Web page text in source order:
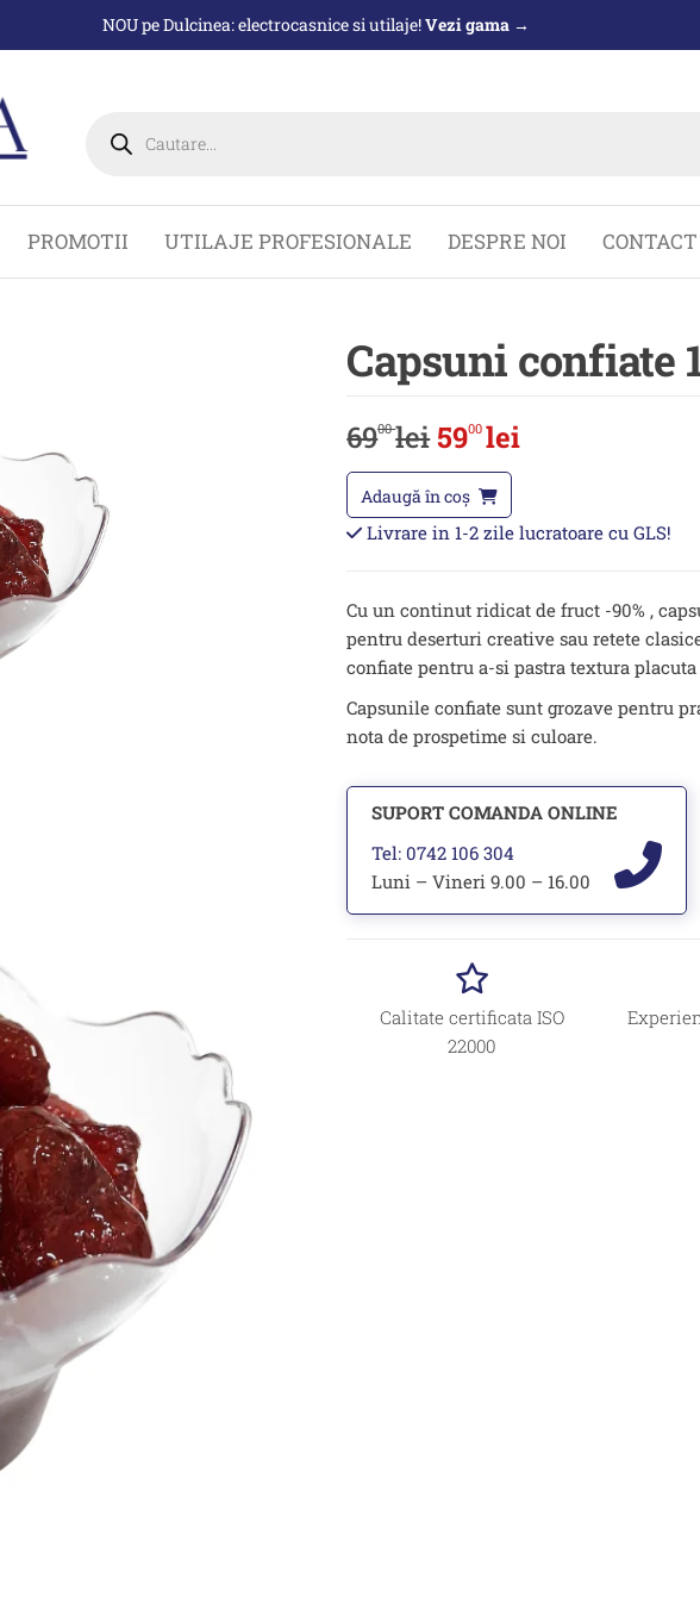
NOU pe Dulcinea: electrocasnice si utilaje!Vezi gama →
search
PROMOTII UTILAJE PROFESIONALE DESPRE NOI CONTACT
Capsuni confiate
6900lei5900lei
Adaugă în coș
Livrare in 1-2 zile lucratoare cu GLS!
Cu un continut ridicat de fruct -90% ,
pentru deserturi creative sau retete
confiate pentru a-si pastra textura
Capsunile confiate sunt grozave pentru
nota de prospetime si culoare.
SUPORT COMANDA ONLINE
Tel: 0742 106 304
Luni – Vineri 9.00 – 16.00
Calitate certificata ISO
22000